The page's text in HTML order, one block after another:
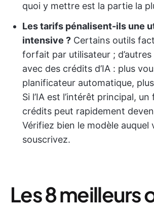
quoi y mettre est la partie la
Les tarifs pénalisent-ils une
intensive ? Certains outils
forfait par utilisateur ;
avec des crédits d’IA : plus
planificateur automatique,
Si l’IA est l’intérêt principal,
crédits peut rapidement
Vérifiez bien le modèle auquel
souscrivez.
Les 8 meilleurs